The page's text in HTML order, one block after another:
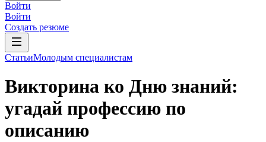
Войти
Войти
Создать резюме
СтатьиМолодым специалистам
Викторина ко Дню знаний:
угадай профессию по
описанию